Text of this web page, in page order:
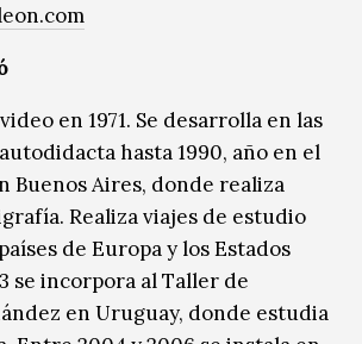
en 1971. Se desarrolla en las
hasta 1990, año en el
Buenos Aires, donde realiza
Realiza viajes de estudio
de Europa y los Estados
se incorpora al Taller de
en Uruguay, donde estudia